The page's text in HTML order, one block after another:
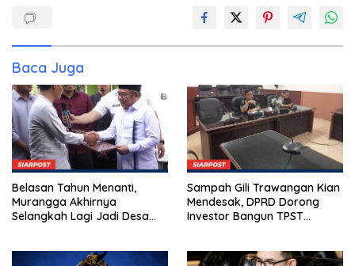
Baca Juga
Belasan Tahun Menanti,
Murangga Akhirnya
Selangkah Lagi Jadi Desa
Sampah Gili Trawangan Kian
Mendesak, DPRD Dorong
Investor Bangun TPST